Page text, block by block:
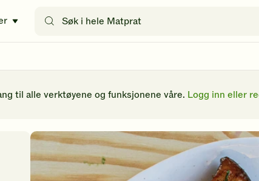
etter
til alle verktøyene og funksjonene våre. Logg inn eller